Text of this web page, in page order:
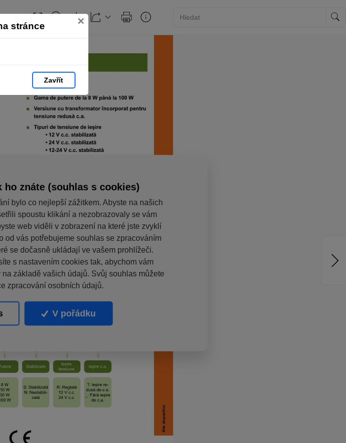
stránce ×
Zavřít
209
znáte (souhlas s cookies)
bylo co nejlepší zážitkem. Abyste na našich
spoustu klikání a nezobrazovaly se vám
web viděli v zobrazení na které jste zvyklí
od vás potřebujeme souhlas se zpracováním
se dočasně ukládají ve vašem prohlížeči.
s nastavením cookies tak, abychom vám
základě vašich údajů. Svůj souhlas můžete
zpracování osobních údajů.
V pořádku